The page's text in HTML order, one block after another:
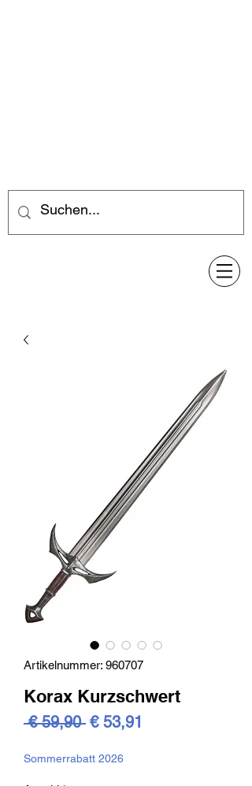
Artikelnummer: 960707
Korax Kurzschwert
€ 59,90 Standardpreis
€ 53,91
Sommerrabatt 2026